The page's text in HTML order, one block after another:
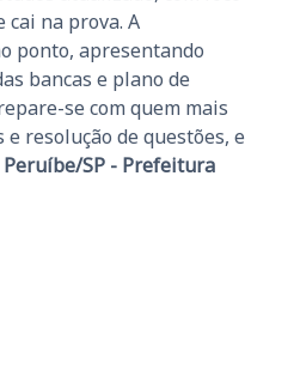
na prova. A
ponto, apresentando
bancas e plano de
se com quem mais
resolução de questões, e
Peruíbe/SP - Prefeitura